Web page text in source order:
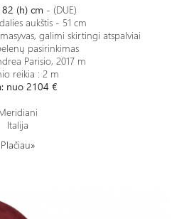
(h) cm - (DUE)
aukštis - 51 cm
galimi skirtingi atspalviai
pasirinkimas
Parisio, 2017 m
reikia : 2 m
nuo 2104 €
Italija
Plačiau»